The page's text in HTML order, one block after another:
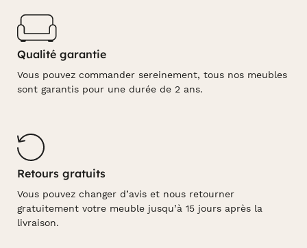
Qualité garantie
Vous pouvez commander sereinement, tous nos meubles
sont garantis pour une durée de 2 ans.
Retours gratuits
Vous pouvez changer d’avis et nous retourner
gratuitement votre meuble jusqu’à 15 jours après la
livraison.